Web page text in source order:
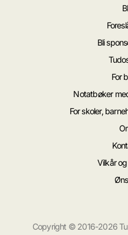
Bli
For
Notatbøker
For skoler,
Vilkår
Copyright © 2016-2026